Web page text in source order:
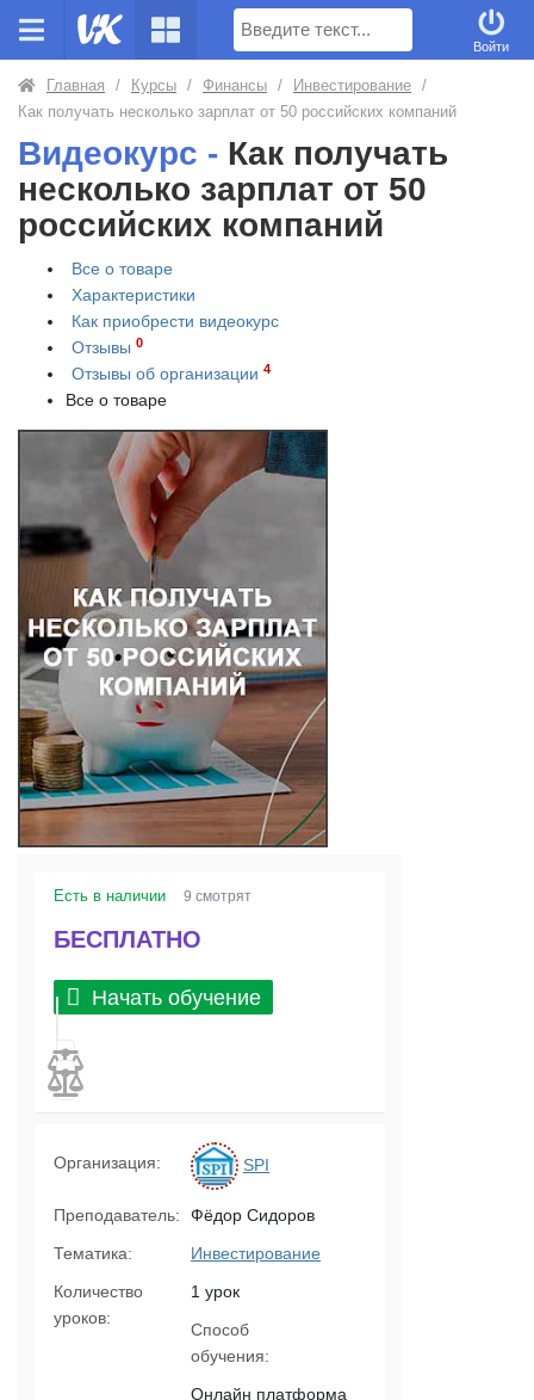
Поиск
Войти
Главная / Курсы / Финансы / Инвестирование /
Как получать несколько зарплат от 50 российских компаний
Видеокурс - Как получать
несколько зарплат от 50
российских компаний
Все о товаре
Характеристики
Как приобрести видеокурс
Отзывы 0
Отзывы об организации 4
Все о товаре
Есть в наличии 9 смотрят
БЕСПЛАТНО
Начать обучение
Организация: SPI
Преподаватель:
Фёдор Сидоров
Тематика:
Инвестирование
Количество
уроков:
1 урок
Способ
обучения:
Онлайн платформа